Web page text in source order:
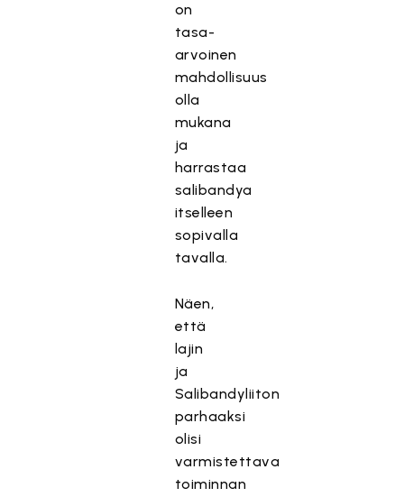
on
tasa-
arvoinen
mahdollisuus
olla
mukana
ja
harrastaa
salibandya
itselleen
sopivalla
tavalla.
Näen,
että
lajin
ja
Salibandyliiton
parhaaksi
olisi
varmistettava
toiminnan